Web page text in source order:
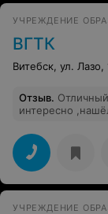
УЧРЕЖДЕНИЕ
ВГТК
Витебск, ул. Лазо,
Отзыв.
интересно
дисциплина
УЧРЕЖДЕНИЕ